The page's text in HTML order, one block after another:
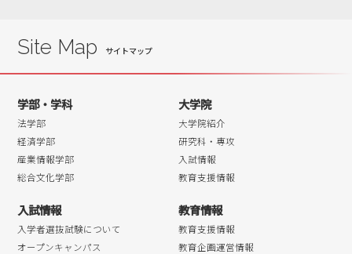
Site Map
学部・学科
法学部
経済学部
産業情報学部
総合文化学部
大学院
大学院紹介
研究科・専攻
入試情報
教育支援情報
入試情報
入学者選抜試験について
オープンキャンパス
教育情報
教育支援情報
教育企画運営情報